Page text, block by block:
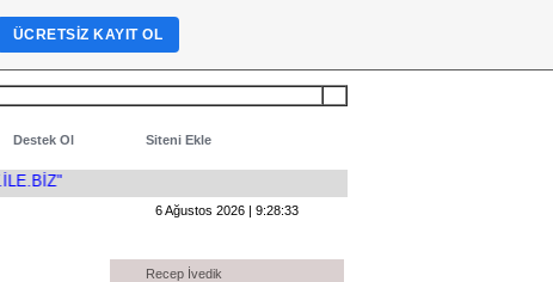
Destek Ol Siteni Ekle
6 Ağustos 2026 | 9:28:34
Recep İvedik
ÜCRETSIZ KAYIT OL